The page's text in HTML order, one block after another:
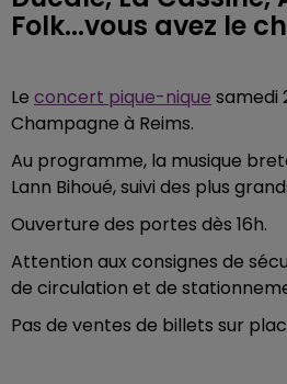
Folk...vous avez le
Le concert pique-nique samedi
Champagne à Reims.
Au programme, la musique
Lann Bihoué, suivi des plus
Ouverture des portes dès 16h.
Attention aux consignes de
de circulation et de
Pas de ventes de billets sur